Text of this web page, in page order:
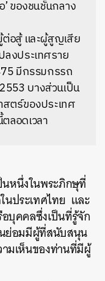
ของชนชั้นกลาง
ต่อสู้ และผู้สูญเสีย
งประเทศราย
มีกรรมกรรถ
บางส่วนเป็น
ตร์ของประเทศ
ลอดเวลา
นหนึ่งในพระภิกษุที่
นประเทศไทย และ
บุคคลซึ่งเป็นที่รู้จัก
นย่อมมีผู้ที่สนับสนุน
มเห็นของท่านที่มีผู้